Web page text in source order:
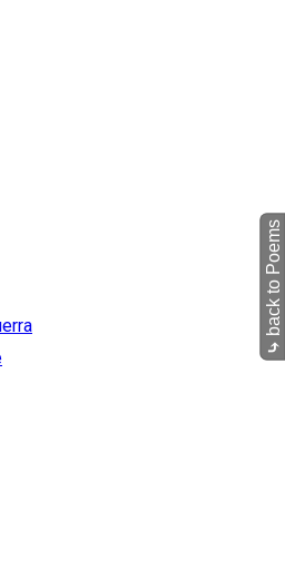
⤷
back to Poems